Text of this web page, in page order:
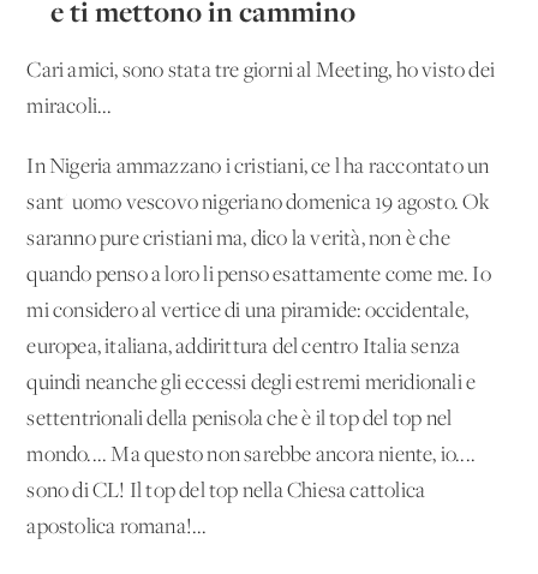
e ti mettono in cammino
Cari amici, sono stata tre giorni al Meeting, ho visto dei
miracoli...
In Nigeria ammazzano i cristiani, ce l'ha raccontato un
sant' uomo vescovo nigeriano domenica 19 agosto. Ok
saranno pure cristiani ma, dico la verità, non è che
quando penso a loro li penso esattamente come me. Io
mi considero al vertice di una piramide: occidentale,
europea, italiana, addirittura del centro Italia senza
quindi neanche gli eccessi degli estremi meridionali e
settentrionali della penisola che è il top del top nel
mondo.... Ma questo non sarebbe ancora niente, io....
sono di CL! Il top del top nella Chiesa cattolica
apostolica romana!...